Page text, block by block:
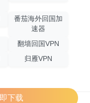
番茄海外回国加
速器
翻墙回国VPN
归雁VPN
下载